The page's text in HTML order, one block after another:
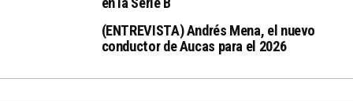
(ENTREVISTA) Andrés Mena, el nuevo
conductor de Aucas para el 2026